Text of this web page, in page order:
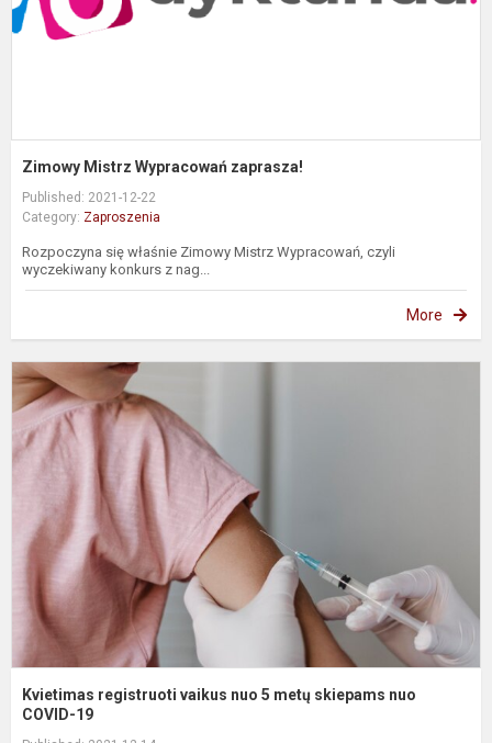
Zimowy Mistrz Wypracowań zaprasza!
Published: 2021-12-22
Category: Zaproszenia
Rozpoczyna się właśnie Zimowy Mistrz Wypracowań, czyli
wyczekiwany konkurs z nag...
More
Kvietimas registruoti vaikus nuo 5 metų skiepams nuo
COVID-19